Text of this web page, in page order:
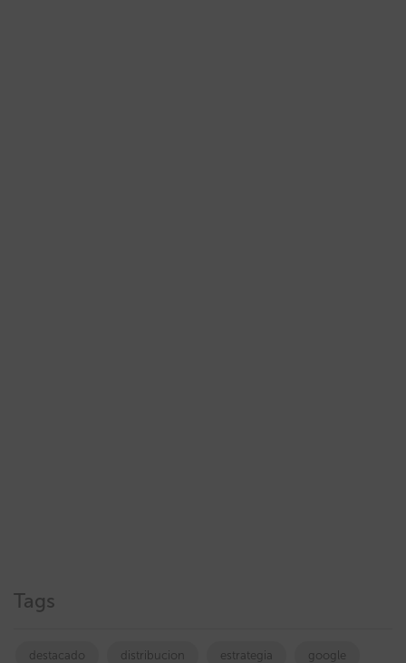
Tags
destacado distribucion estrategia google